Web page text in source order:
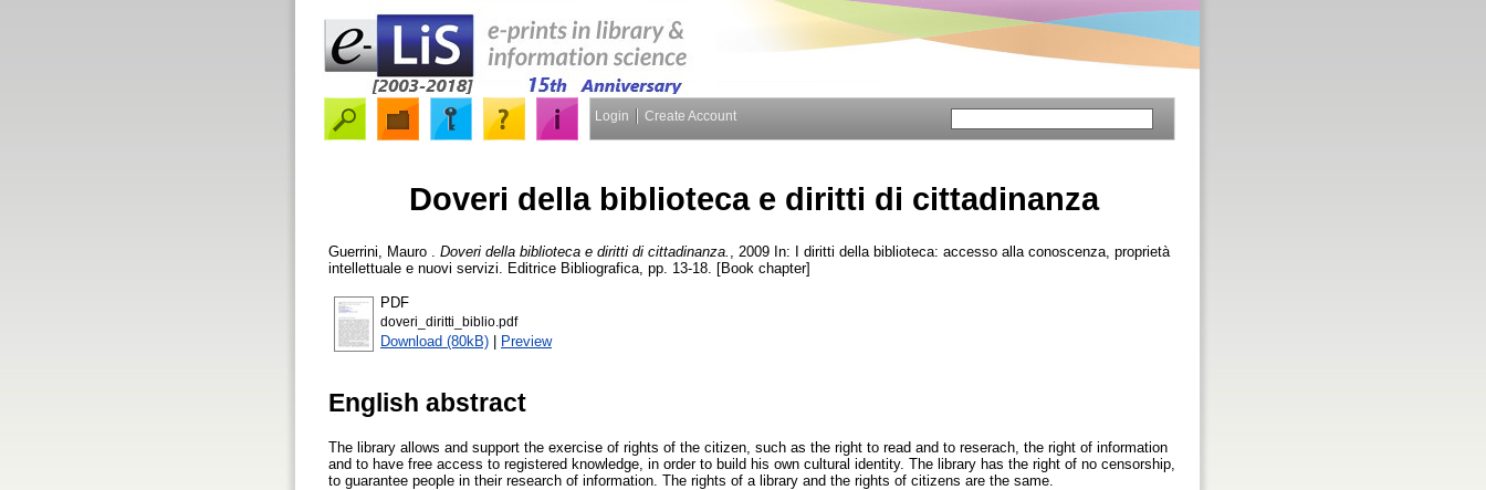
Login Create Account
Doveri della biblioteca e diritti di cittadinanza
Guerrini, Mauro Doveri della biblioteca e diritti di cittadinanza.
, 2009 In: I diritti della biblioteca: accesso alla conoscenza, proprietà
intellettuale e nuovi servizi. Editrice Bibliografica, pp. 13-18. [Book chapter]
PDF
doveri_diritti_biblio.pdf
Download (80kB) | Preview
English abstract
The library allows and support the exercise of rights of the citizen, such as the right to read and to reserach, the right of information
and to have free access to registered knowledge, in order to build his own cultural identity. The library has the right of no censorship,
to guarantee people in their research of information. The rights of a library and the rights of citizens are the same.